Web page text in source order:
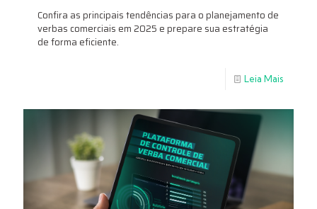
Confira as principais tendências para o planejamento de
verbas comerciais em 2025 e prepare sua estratégia
de forma eficiente.
Leia Mais